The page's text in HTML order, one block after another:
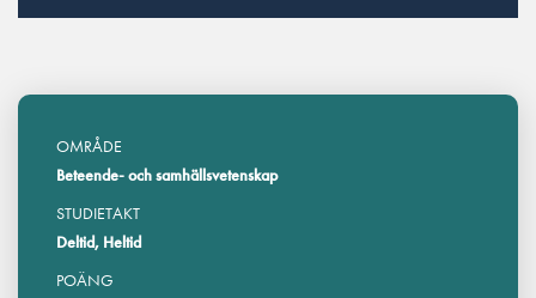
OMRÅDE
Beteende- och samhällsvetenskap
STUDIETAKT
Deltid, Heltid
POÄNG